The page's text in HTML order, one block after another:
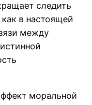
следить
в настоящей
между
моральной